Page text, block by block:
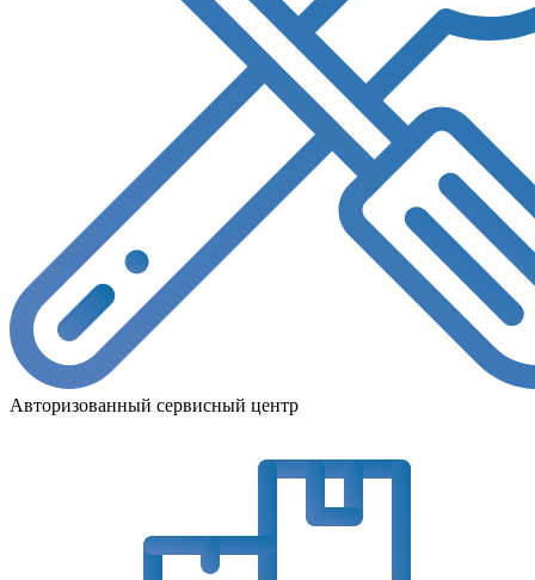
Авторизованный сервисный центр